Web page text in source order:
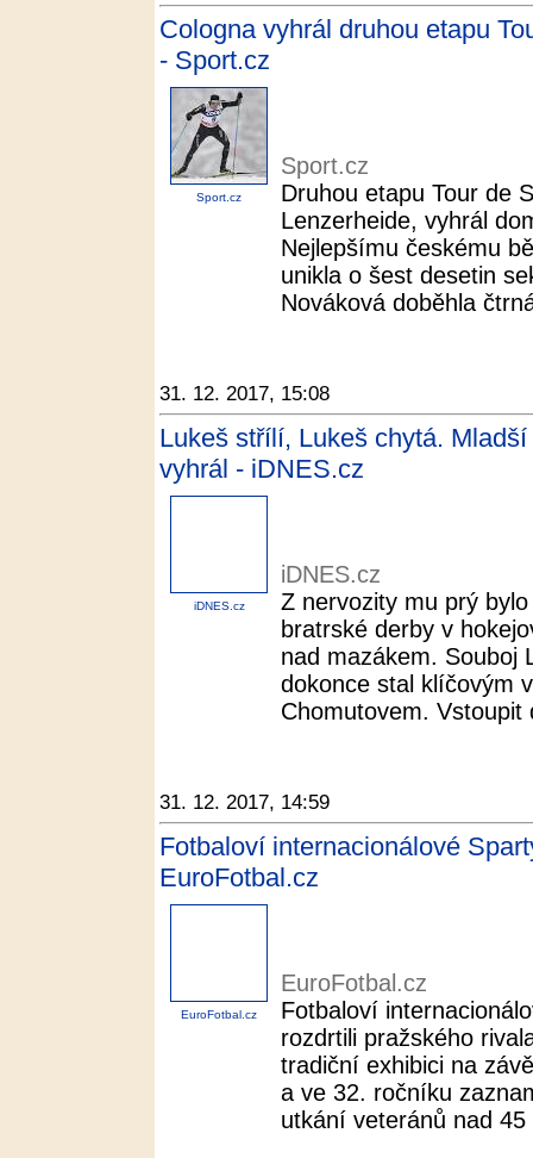
Cologna vyhrál druhou etapu
- Sport.cz
Sport.cz
Sport.cz
Druhou etapu Tour de
Lenzerheide, vyhrál
Nejlepšímu českému
unikla o šest desetin
Nováková doběhla
31. 12. 2017, 15:08
Lukeš střílí, Lukeš chytá.
vyhrál - iDNES.cz
iDNES.cz
iDNES.cz
Z nervozity mu prý
bratrské derby v
nad mazákem. Souboj
dokonce stal klíčovým
Chomutovem. Vstoupit
31. 12. 2017, 14:59
Fotbaloví internacionálové
EuroFotbal.cz
EuroFotbal.cz
EuroFotbal.cz
Fotbaloví
rozdrtili pražského
tradiční exhibici na
a ve 32. ročníku
utkání veteránů nad